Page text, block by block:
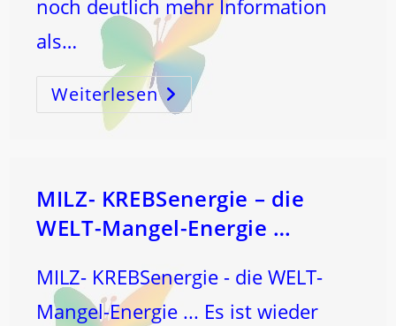
noch deutlich mehr Information
als…
WeiterlesenMILZ-
KREBSenergie
–
GENÄHRTsein-
Energie!
MILZ- KREBSenergie – die
WELT-Mangel-Energie …
MILZ- KREBSenergie - die WELT-
Mangel-Energie ... Es ist wieder